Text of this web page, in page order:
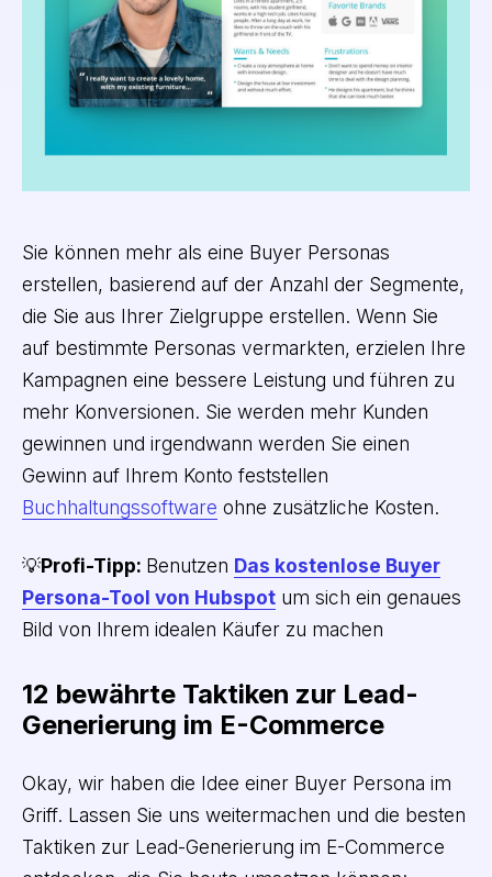
Sie können mehr als eine Buyer Personas
erstellen, basierend auf der Anzahl der Segmente,
die Sie aus Ihrer Zielgruppe erstellen. Wenn Sie
auf bestimmte Personas vermarkten, erzielen Ihre
Kampagnen eine bessere Leistung und führen zu
mehr Konversionen. Sie werden mehr Kunden
gewinnen und irgendwann werden Sie einen
Gewinn auf Ihrem Konto feststellen
Buchhaltungssoftware ohne zusätzliche Kosten.
💡Profi-Tipp: Benutzen Das kostenlose Buyer
Persona-Tool von Hubspotum sich ein genaues
Bild von Ihrem idealen Käufer zu machen
12 bewährte Taktiken zur Lead-
Generierung im E-Commerce
Okay, wir haben die Idee einer Buyer Persona im
Griff. Lassen Sie uns weitermachen und die besten
Taktiken zur Lead-Generierung im E-Commerce